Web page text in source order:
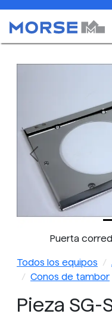
Puerta
Previous
Todos los equipos
Conos de tambor
Pieza SG-